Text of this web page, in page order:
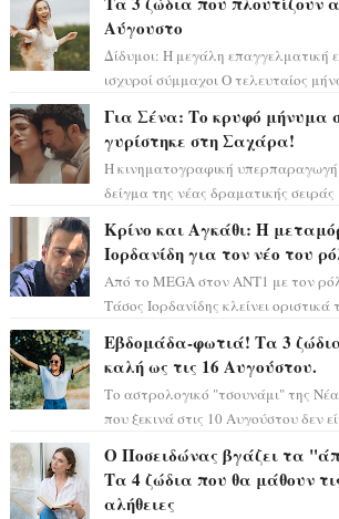
Αύγουστο
Δίδυμοι: Η μεγάλη επαγγελματική
ισχυροί σύμμαχοι Ο τελευταίος
Για Σένα: Το κρυφό μήνυμα
γυρίστηκε στη Σαχάρα!
Η κινηματογραφική
δείγμα της νέας δραματικής
Κρίνο και Αγκάθι: Η
Ιορδανίδη για τον νέο του
Από το MEGA στον ΑΝΤ1 με τον
Τάσος Ιορδανίδης κλείνει
Εβδομάδα-φωτιά! Τα 3
καλή ως τις 16 Αυγούστου.
Το αστρολογικό "τσουνάμι" της
που ξεκινά στις 10 Αυγούστου δεν
Ο Ποσειδώνας βγάζει τα
Τα 4 ζώδια που θα μάθουν
αλήθειες